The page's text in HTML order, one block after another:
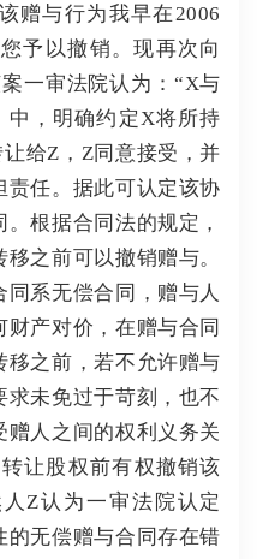
赠与行为我早在2006
予以撤销。现再次向
一审法院认为：“X与
，明确约定X将所持
给Z，Z同意接受，并
任。 据此可认定该协
。根据合同法的规定，
之前可以撤销赠与。
系无偿合同，赠与人
产对价，在赠与合同
移之前，若不允许赠与
求未免过于苛刻，也不
人之间的权利义务关
让股权前有权撤销该
Z认为一审法院认定
的无偿赠与合同存在错